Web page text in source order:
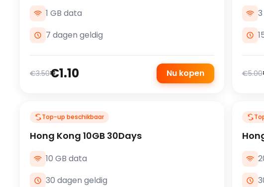
1 GB data
7 dagen geldig
€3.50€1.10 Nu kopen €5.00
Top-up beschikbaar
Hong Kong 10GB 30Days
10 GB data
30 dagen geldig